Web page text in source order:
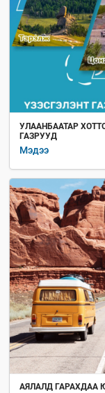
УЛААНБААТАР
ГАЗРУУД
Мэдээ
АЯЛАЛД ГАРАХДАА